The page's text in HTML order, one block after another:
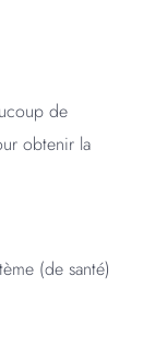
de
obtenir la
(de santé)